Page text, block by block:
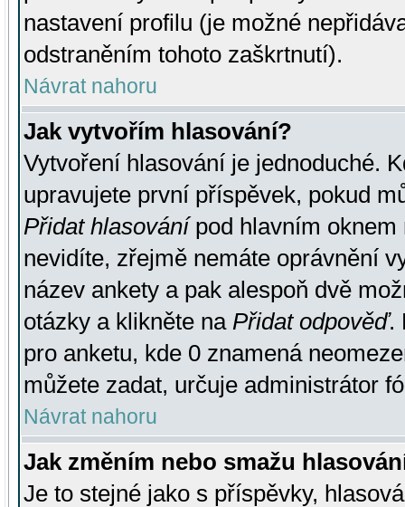
nastavení profilu (je možné
odstraněním tohoto zaškrtnutí).
Návrat nahoru
Jak vytvořím hlasování?
Vytvoření hlasování je jednoduché.
upravujete první příspěvek, pokud
Přidat hlasovánípod hlavním oknem
nevidíte, zřejmě nemáte oprávnění
název ankety a pak alespoň dvě
otázky a klikněte na Přidat odpověď.
pro anketu, kde 0 znamená
můžete zadat, určuje administrátor
Návrat nahoru
Jak změním nebo smažu
Je to stejné jako s příspěvky,